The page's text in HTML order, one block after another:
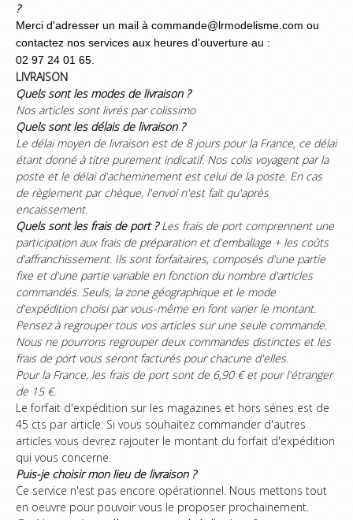
?
Merci d'adresser un mail à commande@lrmodelisme.com ou
contactez nos services aux heures d'ouverture au :
02 97 24 01 65.
LIVRAISON
Quels sont les modes de livraison ?
Nos articles sont livrés par colissimo
Quels sont les délais de livraison ?
Le délai moyen de livraison est de 8 jours pour la France, ce délai
étant donné à titre purement indicatif. Nos colis voyagent par la
poste et le délai d'acheminement est celui de la poste. En cas
de règlement par chèque, l'envoi n'est fait qu'après
encaissement.
Quels sont les frais de port ? Les frais de port comprennent une
participation aux frais de préparation et d'emballage + les coûts
d'affranchissement. Ils sont forfaitaires, composés d'une partie
fixe et d'une partie variable en fonction du nombre d'articles
commandés. Seuls, la zone géographique et le mode
d'expédition choisi par vous-même en font varier le montant.
Pensez à regrouper tous vos articles sur une seule commande.
Nous ne pourrons regrouper deux commandes distinctes et les
frais de port vous seront facturés pour chacune d'elles.
Pour la France, les frais de port sont de 6,90 € et pour l'étranger
de 15 €.
Le forfait d'expédition sur les magazines et hors séries est de
45 cts par article. Si vous souhaitez commander d'autres
articles vous devrez rajouter le montant du forfait d'expédition
qui vous concerne.
Puis-je choisir mon lieu de livraison ?
Ce service n'est pas encore opérationnel. Nous mettons tout
en oeuvre pour pouvoir vous le proposer prochainement.